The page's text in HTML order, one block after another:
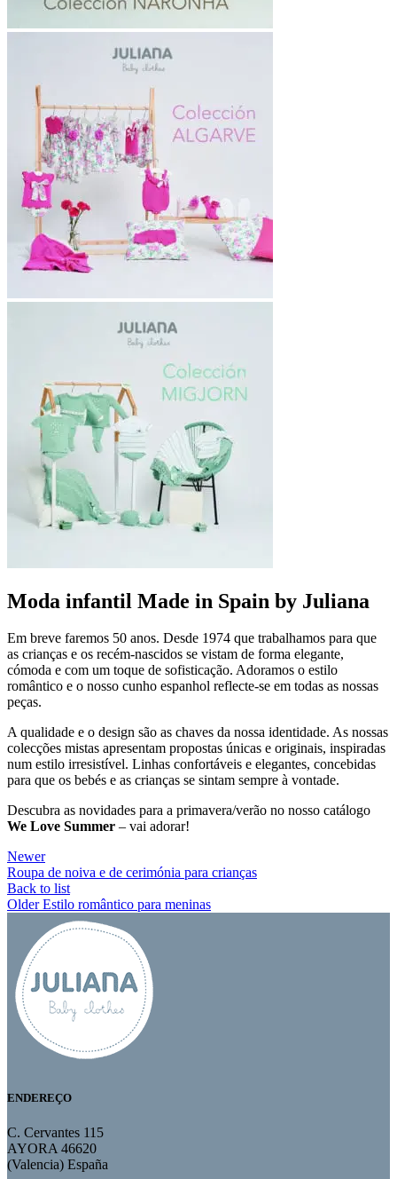
Moda infantil Made in Spain by Juliana
Em breve faremos 50 anos. Desde 1974 que trabalhamos para que
as crianças e os recém-nascidos se vistam de forma elegante,
cómoda e com um toque de sofisticação. Adoramos o estilo
romântico e o nosso cunho espanhol reflecte-se em todas as nossas
peças.
A qualidade e o design são as chaves da nossa identidade. As nossas
colecções mistas apresentam propostas únicas e originais, inspiradas
num estilo irresistível. Linhas confortáveis e elegantes, concebidas
para que os bebés e as crianças se sintam sempre à vontade.
Descubra as novidades para a primavera/verão no nosso catálogo
We Love Summer – vai adorar!
Newer
Roupa de noiva e de cerimónia para crianças
Back to list
Older Estilo romântico para meninas
ENDEREÇO
C. Cervantes 115
AYORA 46620
(Valencia) España